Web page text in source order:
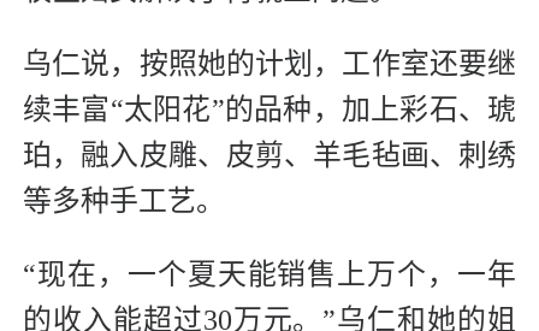
乌仁说，按照她的计划，工作室还要继
续丰富“太阳花”的品种，加上彩石、琥
珀，融入皮雕、皮剪、羊毛毡画、刺绣
等多种手工艺。
“现在，一个夏天能销售上万个，一年
的收入能超过30万元。”乌仁和她的姐